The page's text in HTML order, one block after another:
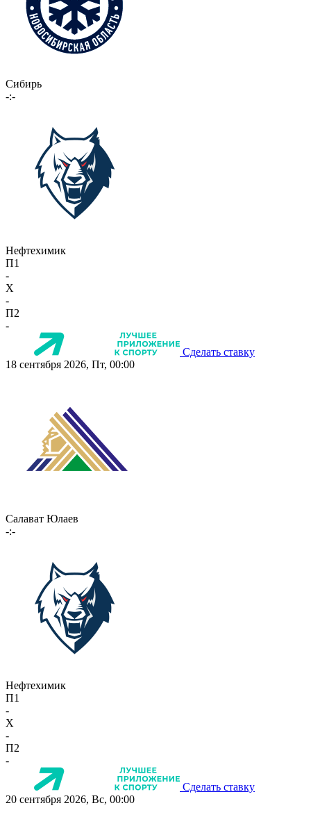
Сибирь
-:-
Нефтехимик
П1
-
X
-
П2
-
Сделать ставку
18 сентября 2026, Пт, 00:00
Салават Юлаев
-:-
Нефтехимик
П1
-
X
-
П2
-
Сделать ставку
20 сентября 2026, Вс, 00:00